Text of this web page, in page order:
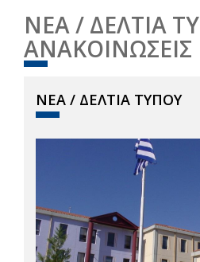
ΝΕΑ / ΔΕΛΤΙΑ
ΑΝΑΚΟΙΝΩΣΕΙΣ
ΝΕΑ / ΔΕΛΤΙΑ ΤΥΠΟΥ